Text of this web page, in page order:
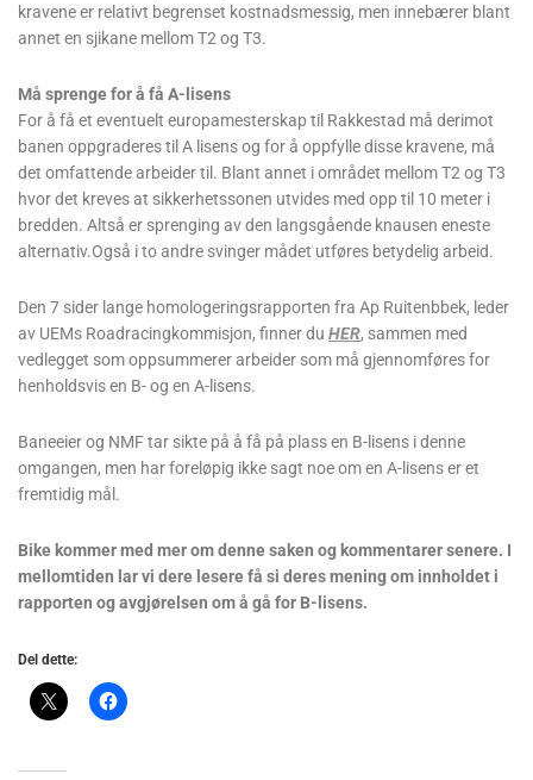
kravene er relativt begrenset kostnadsmessig, men innebærer blant
annet en sjikane mellom T2 og T3.
Må sprenge for å få A-lisens
For å få et eventuelt europamesterskap til Rakkestad må derimot
banen oppgraderes til A lisens og for å oppfylle disse kravene, må
det omfattende arbeider til. Blant annet i området mellom T2 og T3
hvor det kreves at sikkerhetssonen utvides med opp til 10 meter i
bredden. Altså er sprenging av den langsgående knausen eneste
alternativ.Også i to andre svinger mådet utføres betydelig arbeid.
Den 7 sider lange homologeringsrapporten fra Ap Ruitenbbek, leder
av UEMs Roadracingkommisjon, finner du HER, sammen med
vedlegget som oppsummerer arbeider som må gjennomføres for
henholdsvis en B- og en A-lisens.
Baneeier og NMF tar sikte på å få på plass en B-lisens i denne
omgangen, men har foreløpig ikke sagt noe om en A-lisens er et
fremtidig mål.
Bike kommer med mer om denne saken og kommentarer senere. I
mellomtiden lar vi dere lesere få si deres mening om innholdet i
rapporten og avgjørelsen om å gå for B-lisens.
Del dette: